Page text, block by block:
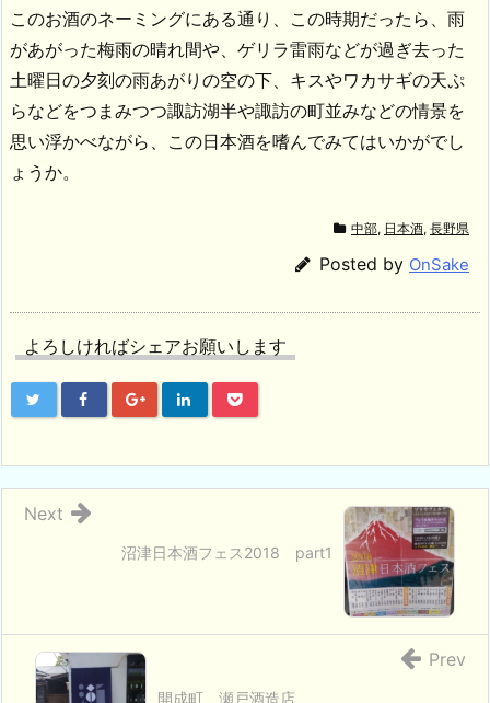
このお酒のネーミングにある通り、この時期だったら、雨
があがった梅雨の晴れ間や、ゲリラ雷雨などが過ぎ去った
土曜日の夕刻の雨あがりの空の下、キスやワカサギの天ぷ
らなどをつまみつつ諏訪湖半や諏訪の町並みなどの情景を
思い浮かべながら、この日本酒を嗜んでみてはいかがでし
ょうか。
中部, 日本酒, 長野県
Posted by OnSake
よろしければシェアお願いします
沼津日本酒フェス2018 part1
Next
開成町 瀬戸酒造店
Prev